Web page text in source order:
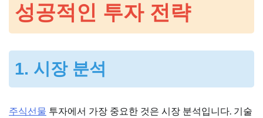
성공적인 투자 전략
1. 시장 분석
주식선물 투자에서 가장 중요한 것은 시장 분석입니다. 기술